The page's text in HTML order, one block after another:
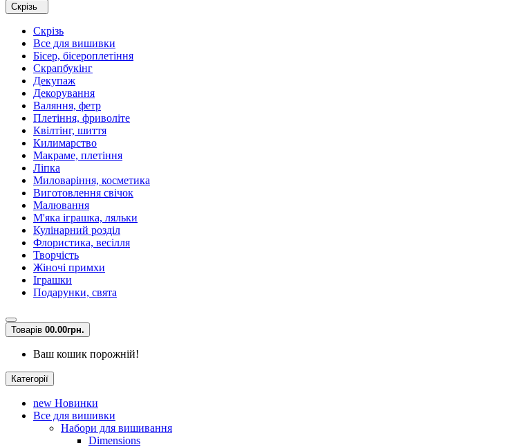
Скрізь
Скрізь
Все для вишивки
Бісер, бісероплетіння
Скрапбукінг
Декупаж
Декорування
Валяння, фетр
Плетіння, фриволіте
Квілтінг, шиття
Килимарство
Макраме, плетіння
Ліпка
Миловаріння, косметика
Виготовлення свічок
Малювання
М'яка іграшка, ляльки
Кулінарний розділ
Флористика, весілля
Творчість
Жіночі примхи
Іграшки
Подарунки, свята
Товарів 00.00грн.
Ваш кошик порожній!
Категорії
new Новинки
Все для вишивки
Набори для вишивання
Dimensions